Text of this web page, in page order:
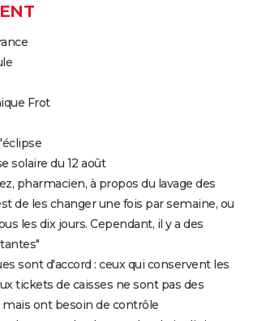
Frot
solaire du 12 août
pharmacien, à propos du lavage des
de les changer une fois par semaine, ou
les dix jours. Cependant, il y a des
sont d'accord : ceux qui conservent les
tickets de caisses ne sont pas des
mais ont besoin de contrôle